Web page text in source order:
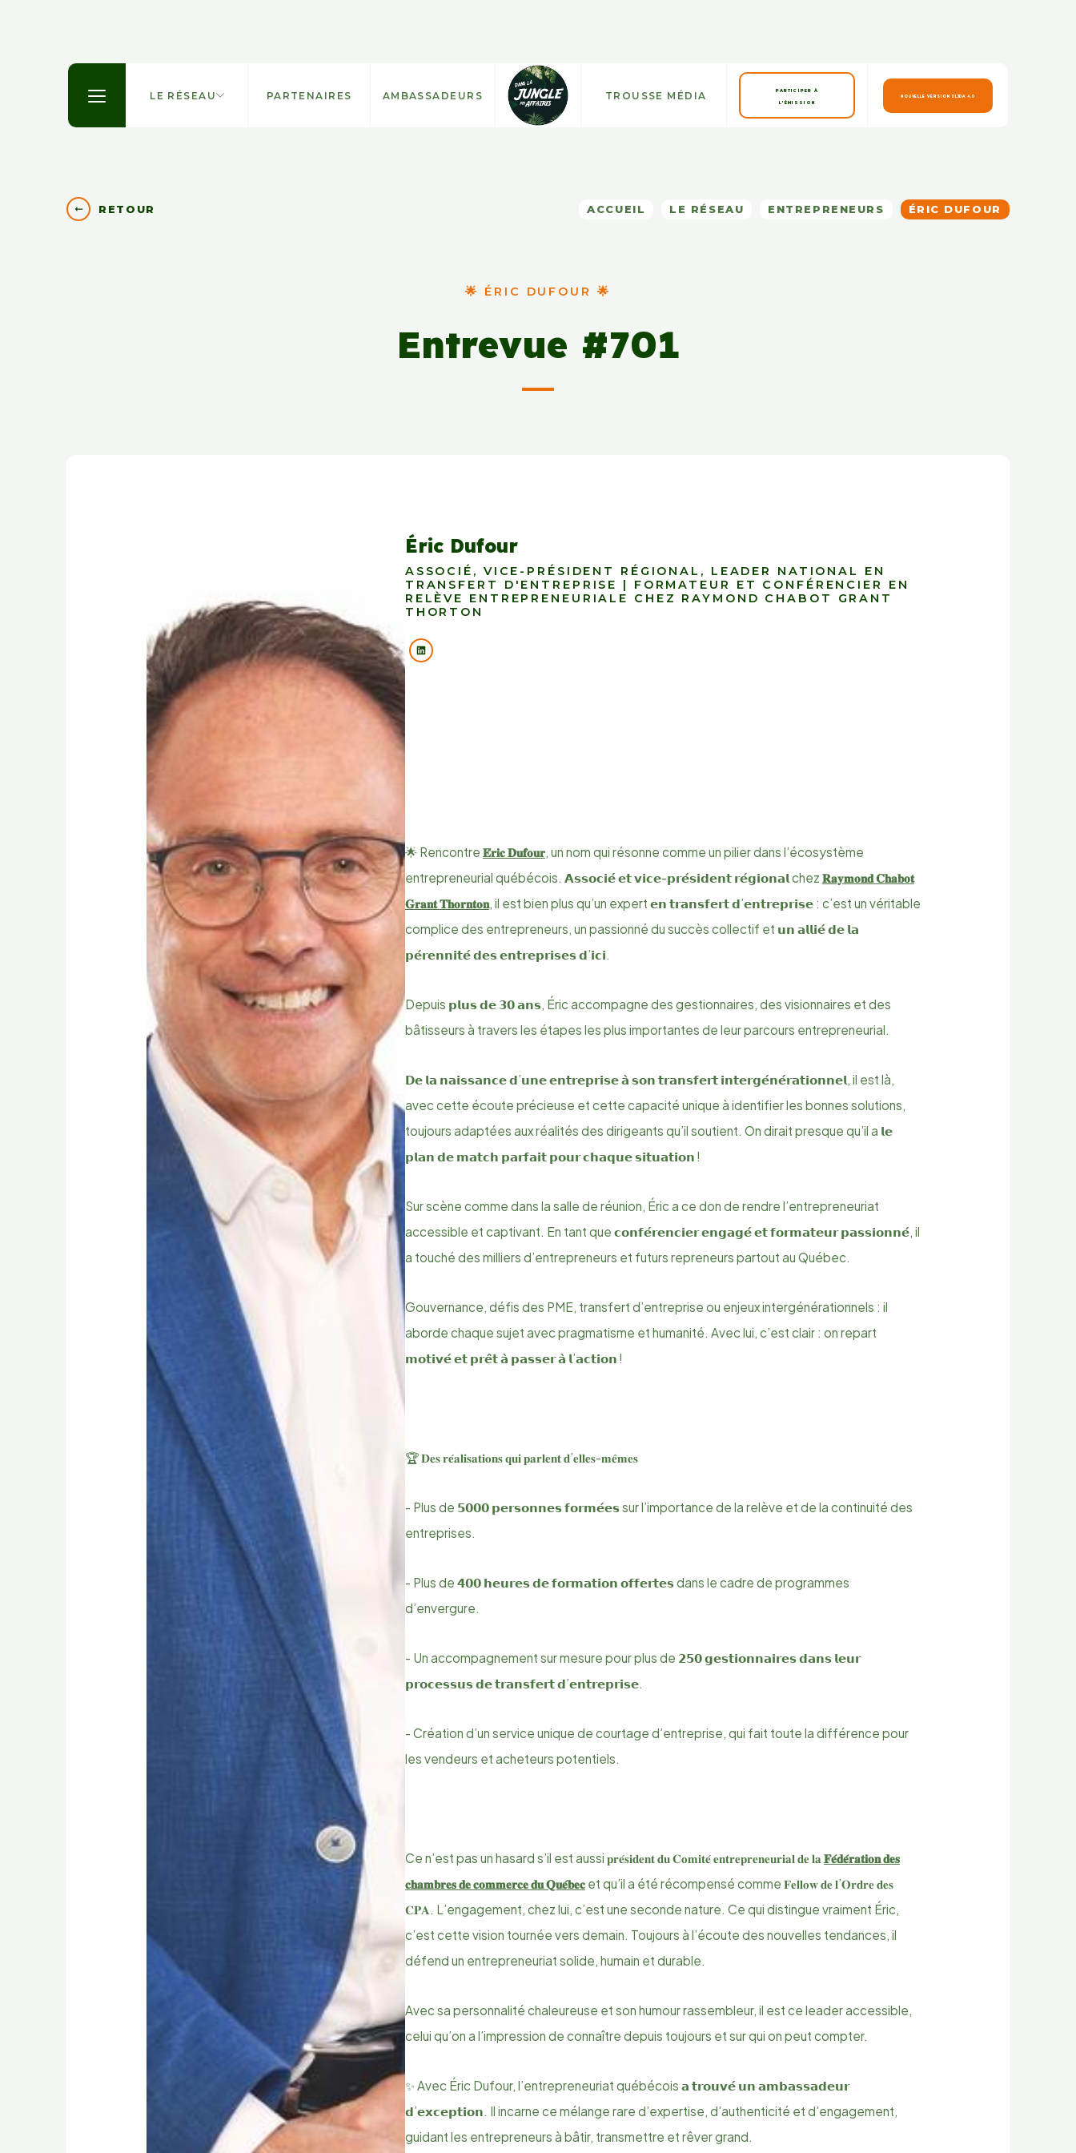
LE RÉSEAU PARTENAIRES AMBASSADEURS TROUSSE MÉDIA PARTICIPER À
L'ÉMISSION
NOUVELLE VERSION DLJDA 4.0
RETOUR ACCUEIL LE RÉSEAU ENTREPRENEURS ÉRIC DUFOUR
🌟 ÉRIC DUFOUR 🌟
Entrevue #701
Éric Dufour
ASSOCIÉ, VICE-PRÉSIDENT RÉGIONAL, LEADER NATIONAL EN
TRANSFERT D'ENTREPRISE | FORMATEUR ET CONFÉRENCIER EN
RELÈVE ENTREPRENEURIALE CHEZ RAYMOND CHABOT GRANT
THORTON
🌟 Rencontre 𝐄́𝐫𝐢𝐜 𝐃𝐮𝐟𝐨𝐮𝐫, un nom qui résonne comme un pilier dans l’écosystème
entrepreneurial québécois. 𝗔𝘀𝘀𝗼𝗰𝗶𝗲́ 𝗲𝘁 𝘃𝗶𝗰𝗲-𝗽𝗿𝗲́𝘀𝗶𝗱𝗲𝗻𝘁 𝗿𝗲́𝗴𝗶𝗼𝗻𝗮𝗹 chez 𝐑𝐚𝐲𝐦𝐨𝐧𝐝 𝐂𝐡𝐚𝐛𝐨𝐭
𝐆𝐫𝐚𝐧𝐭 𝐓𝐡𝐨𝐫𝐧𝐭𝐨𝐧, il est bien plus qu’un expert 𝗲𝗻 𝘁𝗿𝗮𝗻𝘀𝗳𝗲𝗿𝘁 𝗱’𝗲𝗻𝘁𝗿𝗲𝗽𝗿𝗶𝘀𝗲 : c’est un véritable
complice des entrepreneurs, un passionné du succès collectif et 𝘂𝗻 𝗮𝗹𝗹𝗶𝗲́ 𝗱𝗲 𝗹𝗮
𝗽𝗲́𝗿𝗲𝗻𝗻𝗶𝘁𝗲́ 𝗱𝗲𝘀 𝗲𝗻𝘁𝗿𝗲𝗽𝗿𝗶𝘀𝗲𝘀 𝗱’𝗶𝗰𝗶.
Depuis 𝗽𝗹𝘂𝘀 𝗱𝗲 𝟯𝟬 𝗮𝗻𝘀, Éric accompagne des gestionnaires, des visionnaires et des
bâtisseurs à travers les étapes les plus importantes de leur parcours entrepreneurial.
𝗗𝗲 𝗹𝗮 𝗻𝗮𝗶𝘀𝘀𝗮𝗻𝗰𝗲 𝗱’𝘂𝗻𝗲 𝗲𝗻𝘁𝗿𝗲𝗽𝗿𝗶𝘀𝗲 𝗮̀ 𝘀𝗼𝗻 𝘁𝗿𝗮𝗻𝘀𝗳𝗲𝗿𝘁 𝗶𝗻𝘁𝗲𝗿𝗴𝗲́𝗻𝗲́𝗿𝗮𝘁𝗶𝗼𝗻𝗻𝗲𝗹, il est là,
avec cette écoute précieuse et cette capacité unique à identifier les bonnes solutions,
toujours adaptées aux réalités des dirigeants qu’il soutient. On dirait presque qu’il a 𝗹𝗲
𝗽𝗹𝗮𝗻 𝗱𝗲 𝗺𝗮𝘁𝗰𝗵 𝗽𝗮𝗿𝗳𝗮𝗶𝘁 𝗽𝗼𝘂𝗿 𝗰𝗵𝗮𝗾𝘂𝗲 𝘀𝗶𝘁𝘂𝗮𝘁𝗶𝗼𝗻 !
Sur scène comme dans la salle de réunion, Éric a ce don de rendre l’entrepreneuriat
accessible et captivant. En tant que 𝗰𝗼𝗻𝗳𝗲́𝗿𝗲𝗻𝗰𝗶𝗲𝗿 𝗲𝗻𝗴𝗮𝗴𝗲́ 𝗲𝘁 𝗳𝗼𝗿𝗺𝗮𝘁𝗲𝘂𝗿 𝗽𝗮𝘀𝘀𝗶𝗼𝗻𝗻𝗲́, il
a touché des milliers d’entrepreneurs et futurs repreneurs partout au Québec.
Gouvernance, défis des PME, transfert d’entreprise ou enjeux intergénérationnels : il
aborde chaque sujet avec pragmatisme et humanité. Avec lui, c’est clair : on repart
𝗺𝗼𝘁𝗶𝘃𝗲́ 𝗲𝘁 𝗽𝗿𝗲̂𝘁 𝗮̀ 𝗽𝗮𝘀𝘀𝗲𝗿 𝗮̀ 𝗹’𝗮𝗰𝘁𝗶𝗼𝗻 !
🏆 𝐃𝐞𝐬 𝐫𝐞́𝐚𝐥𝐢𝐬𝐚𝐭𝐢𝐨𝐧𝐬 𝐪𝐮𝐢 𝐩𝐚𝐫𝐥𝐞𝐧𝐭 𝐝’𝐞𝐥𝐥𝐞𝐬-𝐦𝐞̂𝐦𝐞𝐬
​- Plus de 𝟱𝟬𝟬𝟬 𝗽𝗲𝗿𝘀𝗼𝗻𝗻𝗲𝘀 𝗳𝗼𝗿𝗺𝗲́𝗲𝘀 sur l’importance de la relève et de la continuité des
entreprises.
- Plus de 𝟰𝟬𝟬 𝗵𝗲𝘂𝗿𝗲𝘀 𝗱𝗲 𝗳𝗼𝗿𝗺𝗮𝘁𝗶𝗼𝗻 𝗼𝗳𝗳𝗲𝗿𝘁𝗲𝘀 dans le cadre de programmes
d’envergure.
- Un accompagnement sur mesure pour plus de 𝟮𝟱𝟬 𝗴𝗲𝘀𝘁𝗶𝗼𝗻𝗻𝗮𝗶𝗿𝗲𝘀 𝗱𝗮𝗻𝘀 𝗹𝗲𝘂𝗿
𝗽𝗿𝗼𝗰𝗲𝘀𝘀𝘂𝘀 𝗱𝗲 𝘁𝗿𝗮𝗻𝘀𝗳𝗲𝗿𝘁 𝗱’𝗲𝗻𝘁𝗿𝗲𝗽𝗿𝗶𝘀𝗲.
- Création d’un service unique de courtage d’entreprise, qui fait toute la différence pour
les vendeurs et acheteurs potentiels.
Ce n’est pas un hasard s’il est aussi 𝐩𝐫𝐞́𝐬𝐢𝐝𝐞𝐧𝐭 𝐝𝐮 𝐂𝐨𝐦𝐢𝐭𝐞́ 𝐞𝐧𝐭𝐫𝐞𝐩𝐫𝐞𝐧𝐞𝐮𝐫𝐢𝐚𝐥 𝐝𝐞 𝐥𝐚 𝐅𝐞́𝐝𝐞́𝐫𝐚𝐭𝐢𝐨𝐧 𝐝𝐞𝐬
𝐜𝐡𝐚𝐦𝐛𝐫𝐞𝐬 𝐝𝐞 𝐜𝐨𝐦𝐦𝐞𝐫𝐜𝐞 𝐝𝐮 𝐐𝐮𝐞́𝐛𝐞𝐜et qu’il a été récompensé comme 𝐅𝐞𝐥𝐥𝐨𝐰 𝐝𝐞 𝐥’𝐎𝐫𝐝𝐫𝐞 𝐝𝐞𝐬
𝐂𝐏𝐀. L’engagement, chez lui, c’est une seconde nature. Ce qui distingue vraiment Éric,
c’est cette vision tournée vers demain. Toujours à l’écoute des nouvelles tendances, il
défend un entrepreneuriat solide, humain et durable.
Avec sa personnalité chaleureuse et son humour rassembleur, il est ce leader accessible,
celui qu’on a l’impression de connaître depuis toujours et sur qui on peut compter.
​✨ Avec Éric Dufour, l’entrepreneuriat québécois 𝗮 𝘁𝗿𝗼𝘂𝘃𝗲́ 𝘂𝗻 𝗮𝗺𝗯𝗮𝘀𝘀𝗮𝗱𝗲𝘂𝗿
𝗱’𝗲𝘅𝗰𝗲𝗽𝘁𝗶𝗼𝗻. Il incarne ce mélange rare d’expertise, d’authenticité et d’engagement,
guidant les entrepreneurs à bâtir, transmettre et rêver grand.